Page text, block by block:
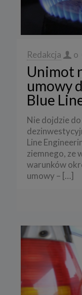
Redakcja o
Unimot
umowy
Blue
Nie dojdzie
Line
ziemnego, ze
warunków
umowy – […]